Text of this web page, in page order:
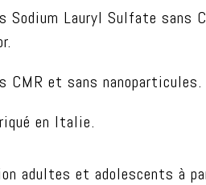
Sodium Lauryl Sulfate sans
CMR et sans nanoparticules.
en Italie.
adultes et adolescents à